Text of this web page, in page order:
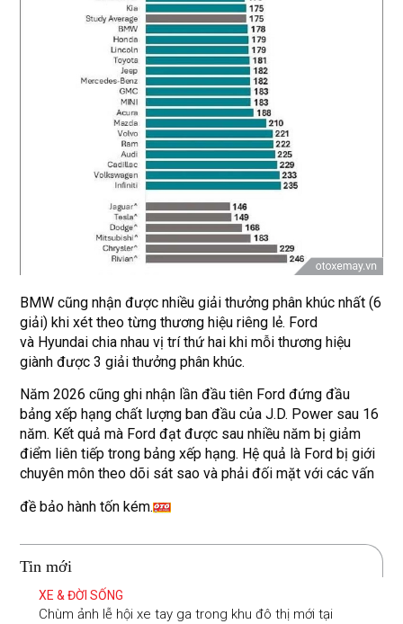
BMW cũng nhận được nhiều giải thưởng phân khúc nhất (6
giải) khi xét theo từng thương hiệu riêng lẻ. Ford
và Hyundai chia nhau vị trí thứ hai khi mỗi thương hiệu
giành được 3 giải thưởng phân khúc.
Năm 2026 cũng ghi nhận lần đầu tiên Ford đứng đầu
bảng xếp hạng chất lượng ban đầu của J.D. Power sau 16
năm. Kết quả mà Ford đạt được sau nhiều năm bị giảm
điểm liên tiếp trong bảng xếp hạng. Hệ quả là Ford bị giới
chuyên môn theo dõi sát sao và phải đối mặt với các vấn
đề bảo hành tốn kém.
Tin mới
XE & ĐỜI SỐNG
Chùm ảnh lễ hội xe tay ga trong khu đô thị mới tại